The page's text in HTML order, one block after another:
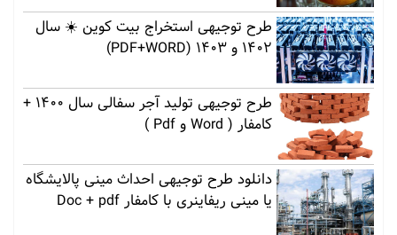
طرح توجیهی استخراج بیت کوین ☀️ سال
1402 و 1403 (PDF+WORD)
طرح توجیهی تولید آجر سفالی سال 1400 +
کامفار ( Word و Pdf )
دانلود طرح توجیهی احداث مینی پالایشگاه
یا مینی ریفاینری با کامفار Doc + pdf